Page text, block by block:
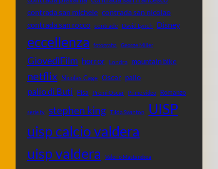
contrada san michele contrada san nicolao
contrada san rocco contrade David Lynch Disney
eccellenza fotografia George Miller
GiovedìFilm horror Londra mountain bike
netflix Nicolas Cage Oscar palio
palio di Buti Pisa Premi Oscar Prime video Romanzo
serie tv stephen king Tilda Swinton UISP
uisp calcio valdera
uisp valdera
Valerio Mastandrea